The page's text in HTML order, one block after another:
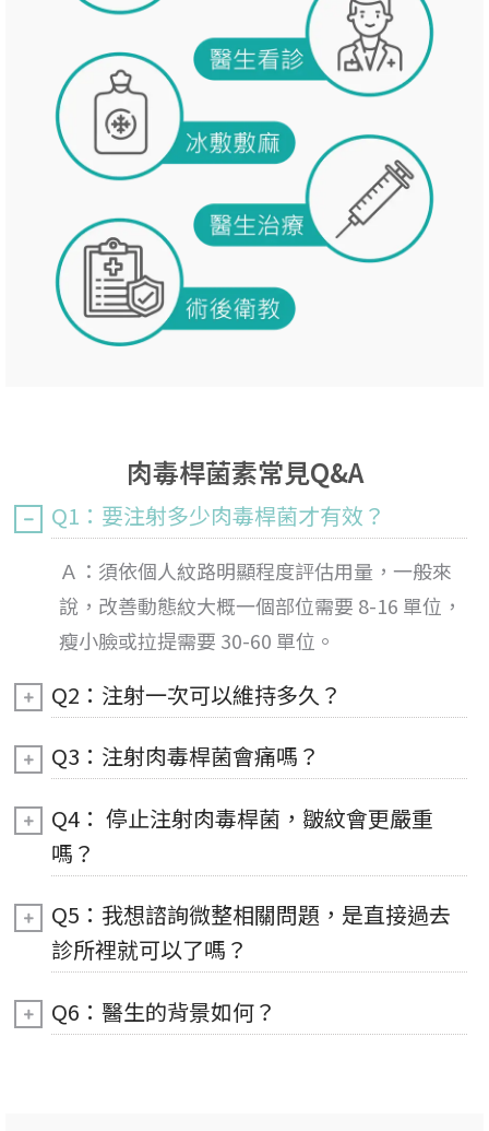
肉毒桿菌素常見Q&A
Q1：要注射多少肉毒桿菌才有效？
Ａ： 須依個人紋路明顯程度評估用量，一般來
說，改善動態紋大概一個部位需要 8-16 單位，
瘦小臉或拉提需要 30-60 單位。
Q2：注射一次可以維持多久？
Q3：注射肉毒桿菌會痛嗎？
Q4： 停止注射肉毒桿菌，皺紋會更嚴重
嗎？
Q5：我想諮詢微整相關問題，是直接過去
診所裡就可以了嗎？
Q6：醫生的背景如何？